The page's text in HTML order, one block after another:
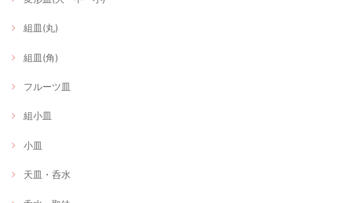
組皿(丸)
組皿(角)
フルーツ皿
組小皿
小皿
天皿・呑水